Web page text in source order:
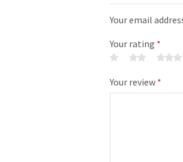
Your email
Your rating *
Your review *